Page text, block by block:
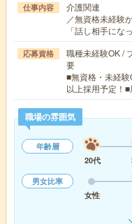
仕事内容
介護関連
／無資格未経験
「話し相手に
応募資格
職種未経験OK /
要
■無資格・未経
以上採用予定！
職場の雰囲気
年齢層
20代
男女比率
女性